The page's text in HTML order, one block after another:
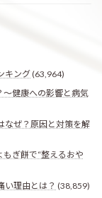
キング(63,964)
健康への影響と病気
なぜ？原因と対策を解
ぎ餅で“整えるおや
い理由とは？ (38,859)